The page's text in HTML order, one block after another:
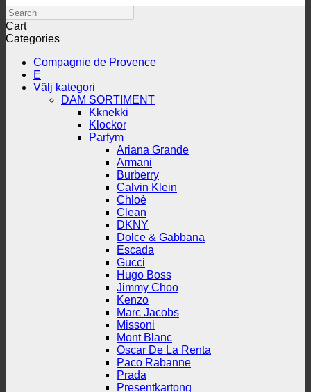
Search
Cart
Categories
Compagnie de Provence
E
Välj kategori
DAM SORTIMENT
Kknekki
Klockor
Parfym
Ariana Grande
Armani
Burberry
Calvin Klein
Chloè
Clean
DKNY
Dolce & Gabbana
Escada
Gucci
Hugo Boss
Jimmy Choo
Kenzo
Marc Jacobs
Missoni
Mont Blanc
Oscar De La Renta
Paco Rabanne
Prada
Presentkartong